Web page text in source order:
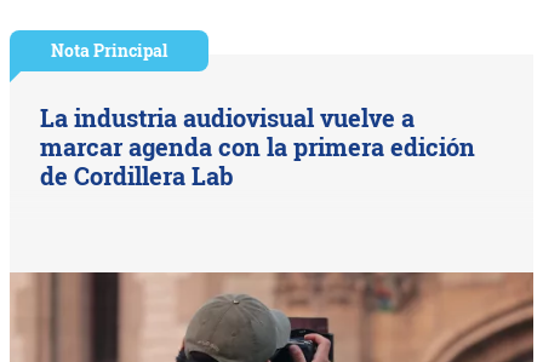
Nota Principal
La industria audiovisual vuelve a
marcar agenda con la primera edición
de Cordillera Lab